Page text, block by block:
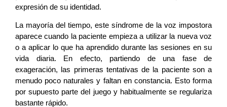
expresión de su identidad.
La mayoría del tiempo, este síndrome de la voz impostora
aparece cuando la paciente empieza a utilizar la nueva voz
o a aplicar lo que ha aprendido durante las sesiones en su
vida diaria. En efecto, partiendo de una fase de
exageración, las primeras tentativas de la paciente son a
menudo poco naturales y faltan en constancia. Esto forma
por supuesto parte del juego y habitualmente se regulariza
bastante rápido.